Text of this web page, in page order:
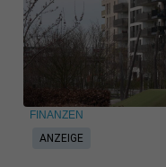
ANZEIGE
FINANZEN